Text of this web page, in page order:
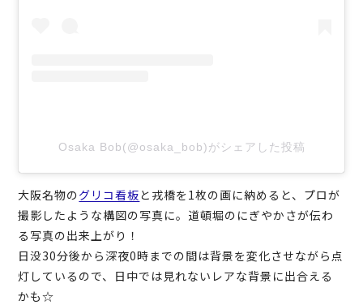
Osaka Bob(@osaka_bob)がシェアした投稿
大阪名物のグリコ看板と戎橋を1枚の画に納めると、プロが
撮影したような構図の写真に。道頓堀のにぎやかさが伝わ
る写真の出来上がり！
日没30分後から深夜0時までの間は背景を変化させながら点
灯しているので、日中では見れないレアな背景に出合える
かも☆